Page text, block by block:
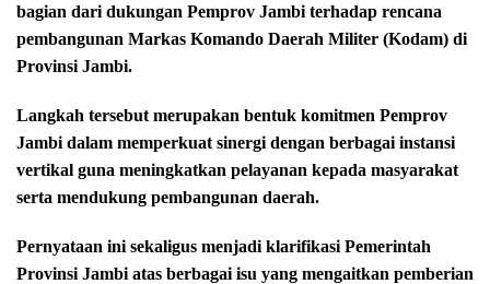
bagian dari dukungan Pemprov Jambi terhadap rencana
pembangunan Markas Komando Daerah Militer (Kodam) di
Provinsi Jambi.
Langkah tersebut merupakan bentuk komitmen Pemprov
Jambi dalam memperkuat sinergi dengan berbagai instansi
vertikal guna meningkatkan pelayanan kepada masyarakat
serta mendukung pembangunan daerah.
Pernyataan ini sekaligus menjadi klarifikasi Pemerintah
Provinsi Jambi atas berbagai isu yang mengaitkan pemberian